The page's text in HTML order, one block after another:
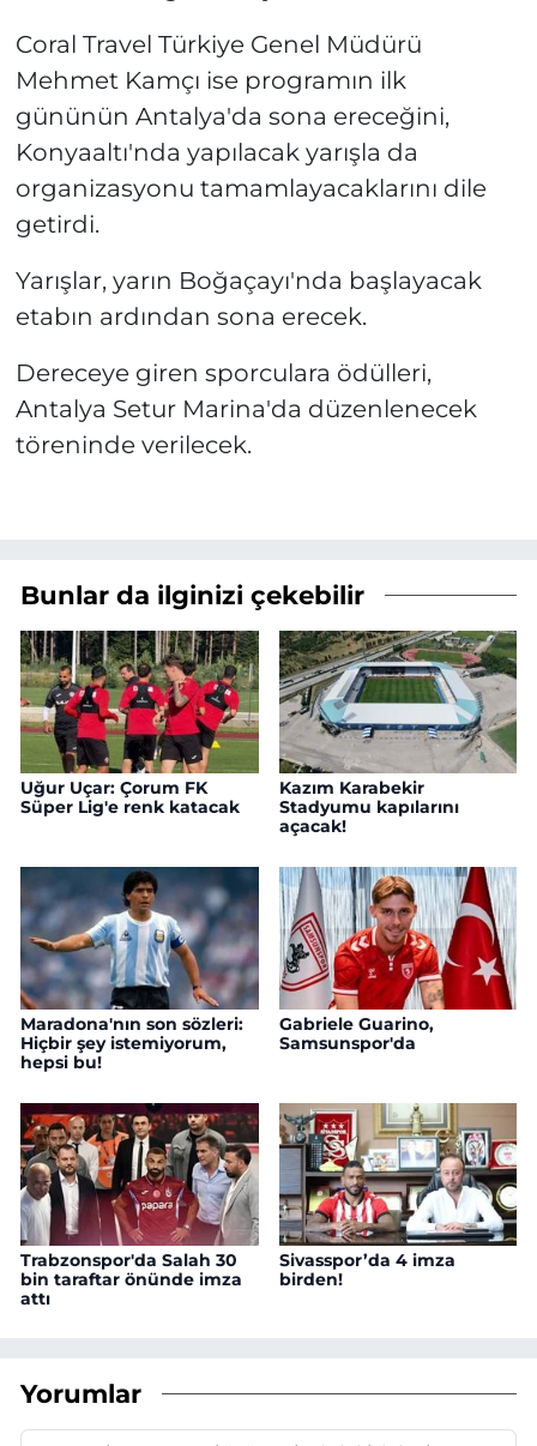
Coral Travel Türkiye Genel Müdürü
Mehmet Kamçı ise programın ilk
gününün Antalya'da sona ereceğini,
Konyaaltı'nda yapılacak yarışla da
organizasyonu tamamlayacaklarını dile
getirdi.
Yarışlar, yarın Boğaçayı'nda başlayacak
etabın ardından sona erecek.
Dereceye giren sporculara ödülleri,
Antalya Setur Marina'da düzenlenecek
töreninde verilecek.
Bunlar da ilginizi çekebilir
Uğur Uçar: Çorum FK
Süper Lig'e renk katacak
Kazım Karabekir
Stadyumu kapılarını
açacak!
Maradona'nın son sözleri:
Hiçbir şey istemiyorum,
hepsi bu!
Gabriele Guarino,
Samsunspor'da
Trabzonspor'da Salah 30
bin taraftar önünde imza
attı
Sivasspor’da 4 imza
birden!
Yorumlar